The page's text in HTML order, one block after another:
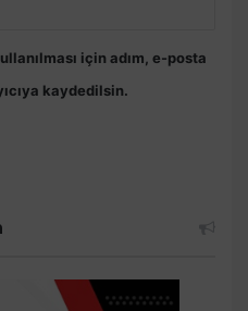
için adım, e-posta
kaydedilsin.